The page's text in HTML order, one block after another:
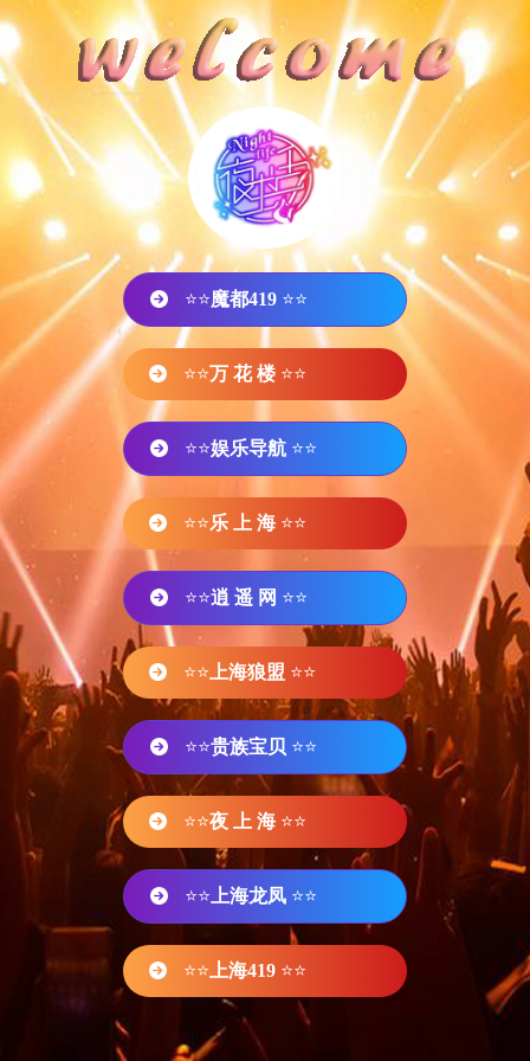
⭐⭐魔都419 ⭐⭐
⭐⭐万 花 楼 ⭐⭐
⭐⭐娱乐导航 ⭐⭐
⭐⭐乐 上 海 ⭐⭐
⭐⭐逍 遥 网 ⭐⭐
⭐⭐ 上海狼盟 ⭐⭐
⭐⭐贵族宝贝 ⭐⭐
⭐⭐夜 上 海 ⭐⭐
⭐⭐ 上海龙凤 ⭐⭐
⭐⭐ 上海419 ⭐⭐